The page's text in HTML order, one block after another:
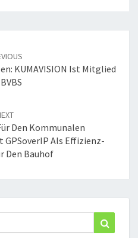
KUMAVISION Ist Mitglied
Den Kommunalen
GPSoverIP Als Effizienz-
Den Bauhof